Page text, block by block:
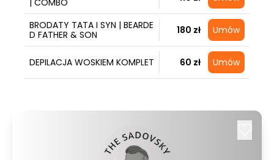
| COMBO
BRODATY TATA I SYN | BEARDE
D FATHER & SON
180 zł Umów
DEPILACJA WOSKIEM KOMPLET 60 zł Umów